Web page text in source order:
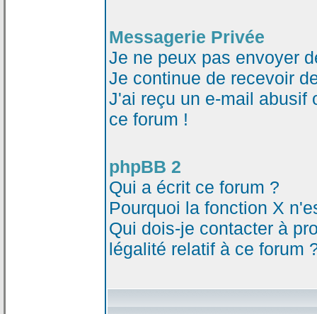
Messagerie Privée
Je ne peux pas envoyer
Je continue de recevoir
J'ai reçu un e-mail abusif
ce forum !
phpBB 2
Qui a écrit ce forum ?
Pourquoi la fonction X
Qui dois-je contacter à
légalité relatif à ce forum